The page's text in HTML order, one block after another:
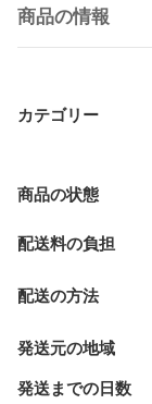
商品の情報
カテゴリー
商品の状態
配送料の負担
配送の方法
発送元の地域
発送までの日数